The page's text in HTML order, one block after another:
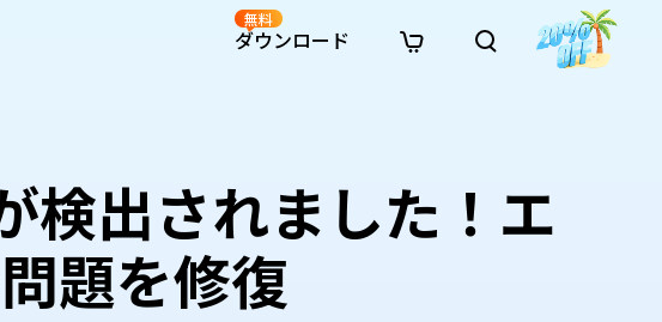
· USBデータ復元
· ゴミ箱復元
· ファイル復元
· エクセル復元
· 写真復元
高
AI
オンライン写真修復
オンラインファイル修復
オンライン音声修復
· シネマ風AI画像プロンプト
· アニメ実写化プロンプト
· AIアニメポートレートプロンプト
· AIレゴ風写真プロンプト
復
ルを修復
· ハードディスクをクローン
· 重複検索（Mac）
· Cドライブを拡張
· ディスク容量を解放
· MBRをGPTに変換
ダウンロード
無料
検出されました！エ
題を修復